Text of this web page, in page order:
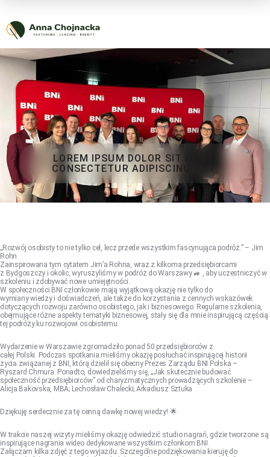
LOREM IPSUM DOLOR SIT AMET,
CONSECTETUR ADIPISCING ELIT.
„Rozwój osobisty to nie tylko cel, lecz przede wszystkim fascynująca podróż.” – Jim
Rohn
Zainspirowana tym cytatem Jim’a Rohna, wraz z kilkoma przedsiębiorcami
z Bydgoszczy i okolic, wyruszyliśmy w podróż do Warszawy 🚙 , aby uczestniczyć w
szkoleniu i zdobywać nowe umiejętności.
W społeczności BNI członkowie mają wyjątkową okazję nie tylko do
wymiany wiedzy i doświadczeń, ale także do korzystania z cennych wskazówek
dotyczących rozwoju zarówno osobistego, jak i biznesowego. Regularne szkolenia,
obejmujące różne aspekty tematyki biznesowej, stały się dla mnie inspirującą częścią
tej podróży ku rozwojowi osobistemu.
Wydarzenie w Warszawie zgromadziło ponad 50 przedsiębiorców z
całej Polski. Podczas spotkania mieliśmy okazję posłuchać inspirującej historii
życia związanej z BNI, którą dzielił się obecny Prezes Zarządu BNI Polska –
Ryszard Chmura. Ponadto, dowiedzieliśmy się, „Jak skutecznie budować
społeczność przedsiębiorców” od charyzmatycznych prowadzących szkolenie –
Alicja Bakovska, MBA; Lechosław Chalecki; Arkadiusz Sztuka
Dziękuję serdecznie za tę cenną dawkę nowej wiedzy! 🌟
W trakcie naszej wizyty mieliśmy okazję odwiedzić studio nagrań, gdzie tworzone są
inspirujące nagrania wideo dedykowane wszystkim członkom BNI.
Załączam kilka zdjęć z tego wyjazdu. Szczególne podziękowania kieruję do